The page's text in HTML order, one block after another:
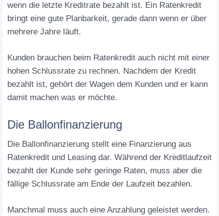
wenn die letzte Kreditrate bezahlt ist. Ein Ratenkredit
bringt eine gute Planbarkeit, gerade dann wenn er über
mehrere Jahre läuft.
Kunden brauchen beim Ratenkredit auch nicht mit einer
hohen Schlussrate zu rechnen. Nachdem der Kredit
bezahlt ist, gehört der Wagen dem Kunden und er kann
damit machen was er möchte.
Die Ballonfinanzierung
Die Ballonfinanzierung stellt eine Finanzierung aus
Ratenkredit und Leasing dar. Während der Kreditlaufzeit
bezahlt der Kunde sehr geringe Raten, muss aber die
fällige Schlussrate am Ende der Laufzeit bezahlen.
Manchmal muss auch eine Anzahlung geleistet werden.